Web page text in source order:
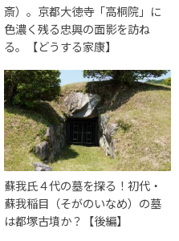
斎）。京都大徳寺「高桐院」に
色濃く残る忠興の面影を訪ね
る。【どうする家康】
蘇我氏４代の墓を探る！初代・
蘇我稲目（そがのいなめ）の墓
は都塚古墳か？【後編】